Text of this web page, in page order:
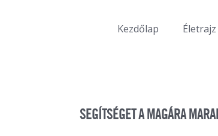
Kezdőlap Életrajz
SEGÍTSÉGET A MAGÁRA